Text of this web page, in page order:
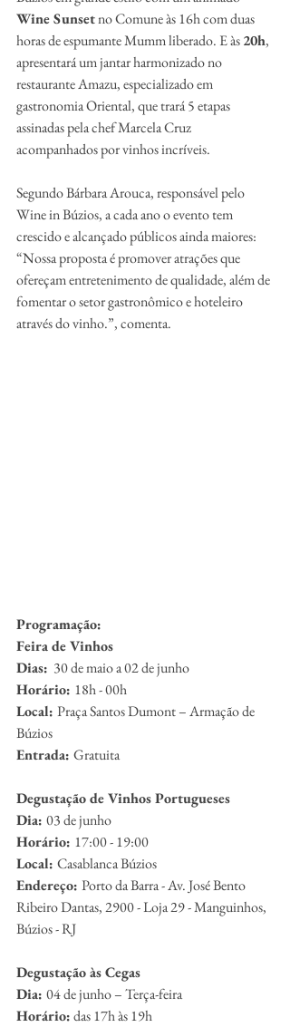
Wine Sunset no Comune às 16h com duas
horas de espumante Mumm liberado. E às 20h,
apresentará um jantar harmonizado no
restaurante Amazu, especializado em
gastronomia Oriental, que trará 5 etapas
assinadas pela chef Marcela Cruz
acompanhados por vinhos incríveis.
Segundo Bárbara Arouca, responsável pelo
Wine in Búzios, a cada ano o evento tem
crescido e alcançado públicos ainda maiores:
“Nossa proposta é promover atrações que
ofereçam entretenimento de qualidade, além de
fomentar o setor gastronômico e hoteleiro
através do vinho.”, comenta.
Programação:
Feira de Vinhos
Dias: 30 de maio a 02 de junho
Horário: 18h - 00h
Local: Praça Santos Dumont – Armação de
Búzios
Entrada: Gratuita
Degustação de Vinhos Portugueses
Dia: 03 de junho
Horário: 17:00 - 19:00
Local: Casablanca Búzios
Endereço: Porto da Barra - Av. José Bento
Ribeiro Dantas, 2900 - Loja 29 - Manguinhos,
Búzios - RJ
Degustação às Cegas
Dia: 04 de junho – Terça-feira
Horário: das 17h às 19h